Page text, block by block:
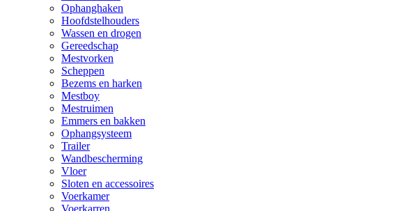
Ophanghaken
Hoofdstelhouders
Wassen en drogen
Gereedschap
Mestvorken
Scheppen
Bezems en harken
Mestboy
Mestruimen
Emmers en bakken
Ophangsysteem
Trailer
Wandbescherming
Vloer
Sloten en accessoires
Voerkamer
Voerkarren